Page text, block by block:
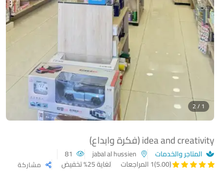
idea and creativity (فكرة وابداع)
المتاجر والخدمات
(5.00)
1 المراجعات لغاية 25% تخفيض مشاركة
1 / 2